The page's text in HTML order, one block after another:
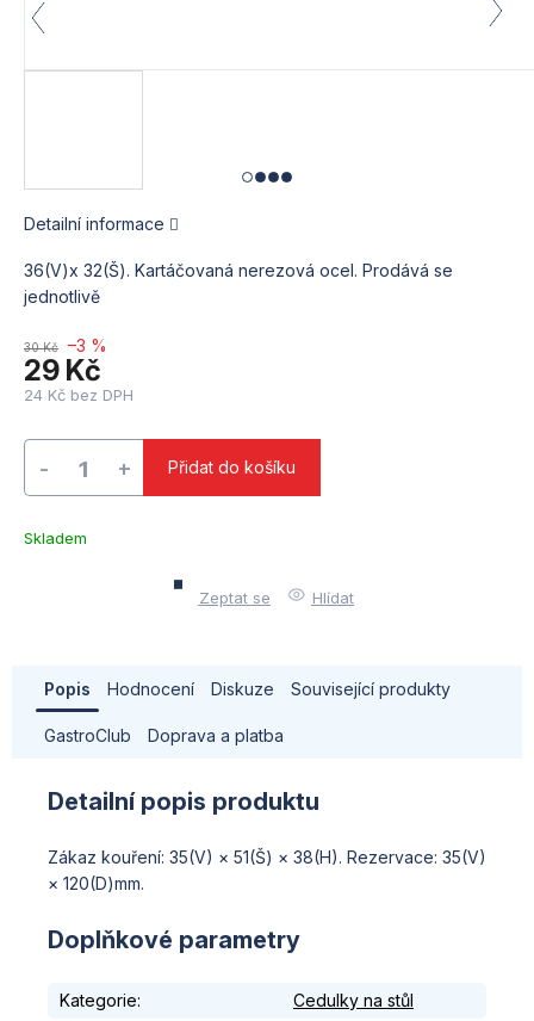
30 Kč –3 %
29 Kč
24 Kč bez DPH
cena:
Skladem
Přidat do košíku
36(V)x 32(Š). Kartáčovaná nerezová ocel. Prodává se
jednotlivě
Detailní informace
Zeptat se Hlídat
Popis Hodnocení Diskuze Související produkty
GastroClub Doprava a platba
Detailní popis produktu
Zákaz kouření: 35(V) × 51(Š) × 38(H). Rezervace: 35(V)
× 120(D)mm.
Doplňkové parametry
Kategorie:
Cedulky na stůl